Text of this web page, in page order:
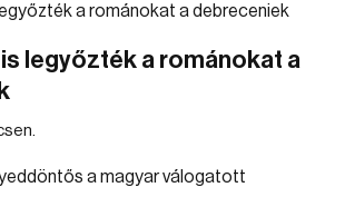
legyőzték a románokat a